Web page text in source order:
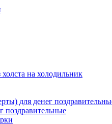
на холодильник
для денег
поздравительные